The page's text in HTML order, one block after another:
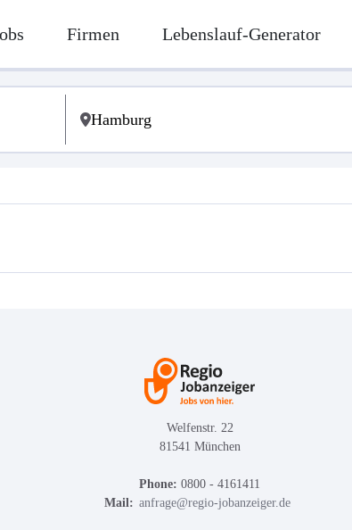
Firmen Lebenslauf-Generator
Welfenstr. 22
81541 München
Phone: 0800 - 4161411
Mail: anfrage@regio-jobanzeiger.de